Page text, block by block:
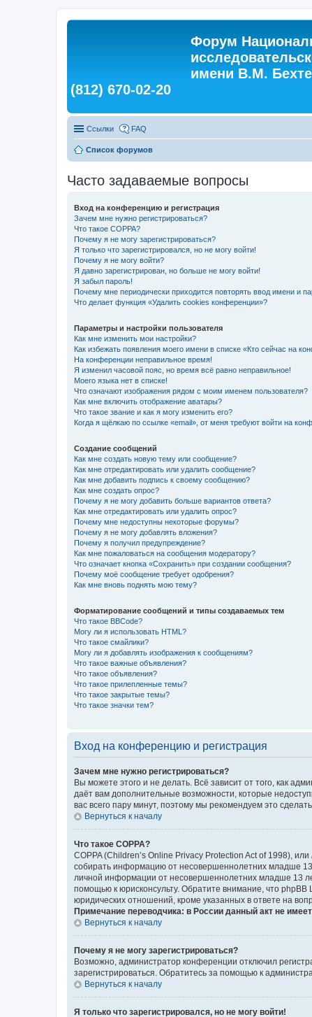
Форум
имени В.М.
(812) 670-02-20
Ссылки FAQ
Список форумов
Часто задаваемые вопросы
Вход на конференцию и регистрация
Зачем мне нужно регистрироваться?
Что такое COPPA?
Почему я не могу зарегистрироваться?
Я только что зарегистрировался, но не могу войти!
Почему я не могу войти?
Я давно зарегистрирован, но больше не могу войти!
Я забыл пароль!
Почему мне периодически приходится повторять ввод имени и
Что делает функция «Удалить cookies конференции»?
Параметры и настройки пользователя
Как мне изменить мои настройки?
Как избежать появления моего имени в списке «Кто сейчас на
На конференции неправильное время!
Я изменил часовой пояс, но время всё равно неправильное!
Моего языка нет в списке!
Что означают изображения рядом с моим именем пользователя?
Как мне включить отображение аватары?
Что такое звание и как я могу изменить его?
Когда я щёлкаю по ссылке «email», от меня требуют войти на
Создание сообщений
Как мне создать новую тему или сообщение?
Как мне отредактировать или удалить сообщение?
Как мне добавить подпись к своему сообщению?
Как мне создать опрос?
Почему я не могу добавить больше вариантов ответа?
Как мне отредактировать или удалить опрос?
Почему мне недоступны некоторые форумы?
Почему я не могу добавлять вложения?
Почему я получил предупреждение?
Как мне пожаловаться на сообщения модератору?
Что означает кнопка «Сохранить» при создании сообщения?
Почему моё сообщение требует одобрения?
Как мне вновь поднять мою тему?
Форматирование сообщений и типы создаваемых тем
Что такое BBCode?
Могу ли я использовать HTML?
Что такое смайлики?
Могу ли я добавлять изображения к сообщениям?
Что такое важные объявления?
Что такое объявления?
Что такое прилепленные темы?
Что такое закрытые темы?
Что такое значки тем?
Вход на конференцию и регистрация
Зачем мне нужно регистрироваться?
Вы можете этого и не делать. Всё зависит от того, как
даёт вам дополнительные возможности, которые
вас всего пару минут, поэтому мы рекомендуем это сделать.
Вернуться к началу
Что такое COPPA?
COPPA (Children’s Online Privacy Protection Act of 1998),
собирать информацию от несовершеннолетних младше 13
личной информации от несовершеннолетних младше 13
помощью к юрисконсульту. Обратите внимание, что
юридических отношений, кроме указанных в ответе на
Примечание переводчика: в России данный акт не
Вернуться к началу
Почему я не могу зарегистрироваться?
Возможно, администратор конференции отключил
зарегистрироваться. Обратитесь за помощью к
Вернуться к началу
Я только что зарегистрировался, но не могу войти!